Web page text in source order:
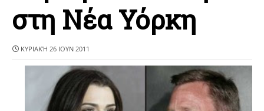
στη Νέα Υόρκη
ΚΥΡΙΑΚΉ 26 ΙΟΥΝ 2011